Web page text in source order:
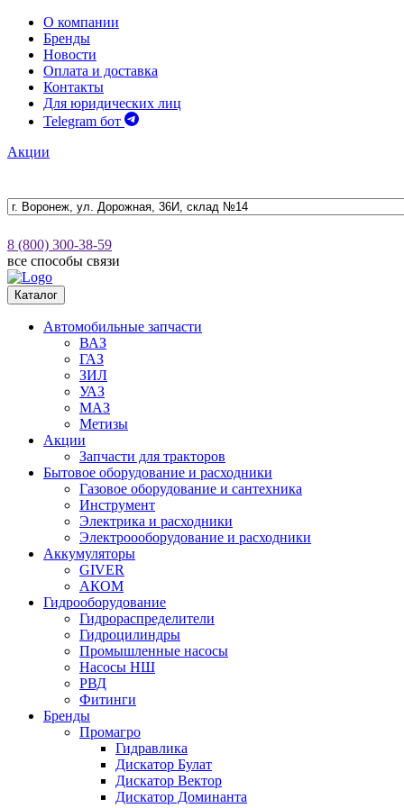
О компании
Бренды
Новости
Оплата и доставка
Контакты
Для юридических лиц
Telegram бот
Акции
8 (800) 300-38-59
все способы связи
Каталог
Автомобильные запчасти
ВАЗ
ГАЗ
ЗИЛ
УАЗ
МАЗ
Метизы
Акции
Запчасти для тракторов
Бытовое оборудование и расходники
Газовое оборудование и сантехника
Инструмент
Электрика и расходники
Электроооборудование и расходники
Аккумуляторы
GIVER
АКОМ
Гидрооборудование
Гидрораспределители
Гидроцилиндры
Промышленные насосы
Насосы НШ
РВД
Фитинги
Бренды
Промагро
Гидравлика
Дискатор Булат
Дискатор Вектор
Дискатор Доминанта